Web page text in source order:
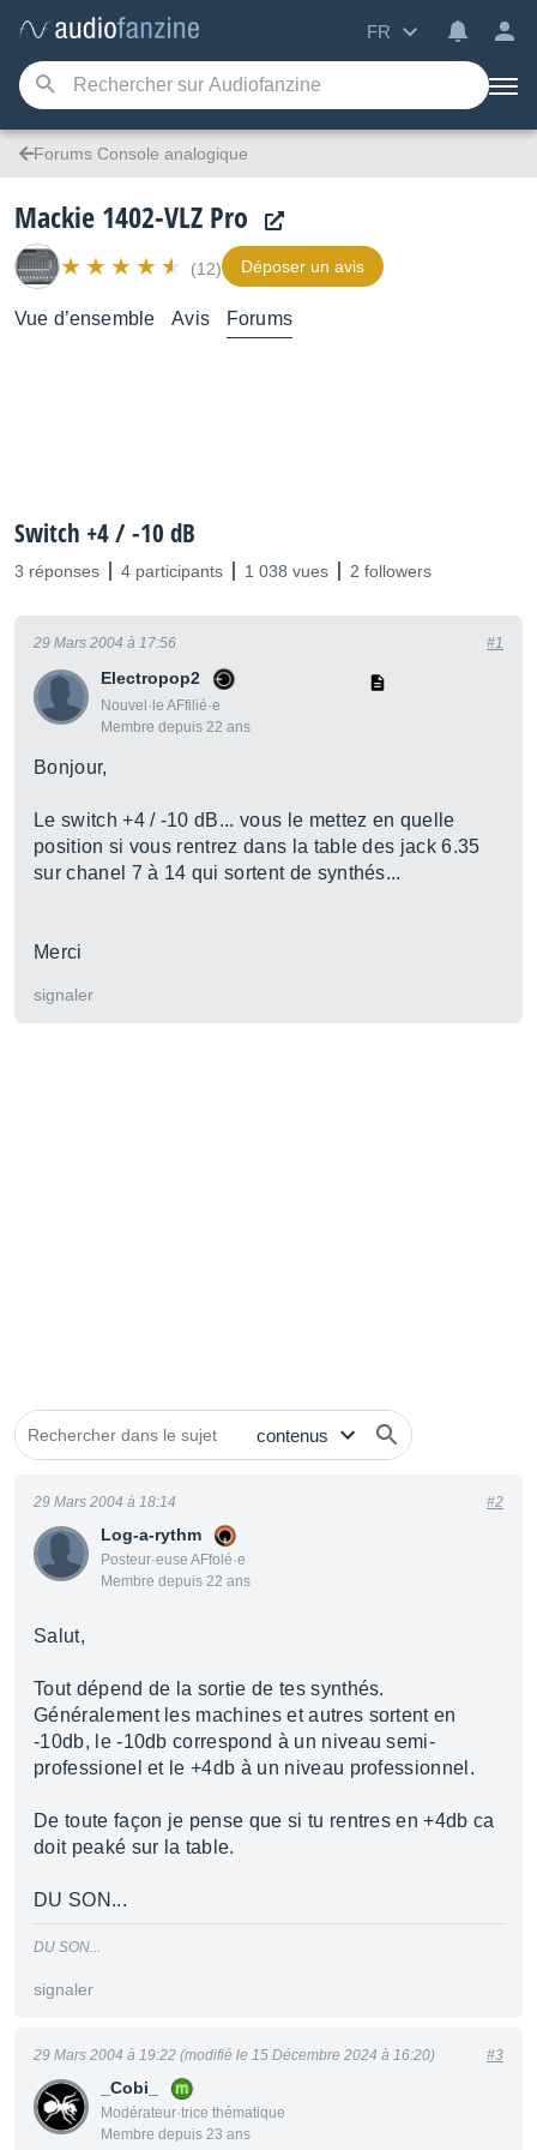
FR
Forums Console analogique
Mackie 1402-VLZ Pro
(12) Déposer un avis
Vue d’ensemble Avis Forums
Switch +4 / -10 dB
3 réponses 4 participants 1 038 vues 2 followers
Electropop2
Nouvel·le AFfilié·e
Membre depuis 22 ans
29 Mars 2004 à 17:56 #1
Bonjour,
Le switch +4 / -10 dB... vous le mettez en quelle
position si vous rentrez dans la table des jack 6.35
sur chanel 7 à 14 qui sortent de synthés...
Merci
signaler
Log-a-rythm
Posteur·euse AFfolé·e
Membre depuis 22 ans
29 Mars 2004 à 18:14 #2
Salut,
Tout dépend de la sortie de tes synthés.
Généralement les machines et autres sortent en
-10db, le -10db correspond à un niveau semi-
professionel et le +4db à un niveau professionnel.
De toute façon je pense que si tu rentres en +4db ca
doit peaké sur la table.
DU SON...
DU SON...
signaler
_Cobi_
Modérateur·trice thématique
Membre depuis 23 ans
29 Mars 2004 à 19:22 (modifié le 15 Décembre 2024 à 16:20) #3